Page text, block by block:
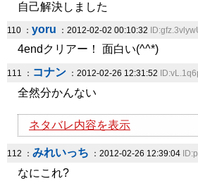
自己解決しました
110 ： yoru ：2012-02-02 00:10:32
4endクリアー！ 面白い(^^*)
111 ： コナン ：2012-02-26 12:31:52
全然分かんない
ネタバレ内容を表示
112 ： みれいっち ：2012-02-26 12:39:04
なにこれ?